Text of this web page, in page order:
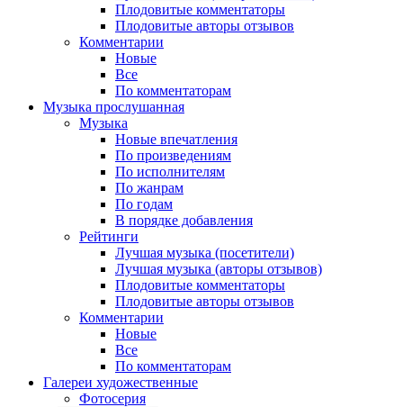
Плодовитые комментаторы
Плодовитые авторы отзывов
Комментарии
Новые
Все
По комментаторам
Музыка прослушанная
Музыка
Новые впечатления
По произведениям
По исполнителям
По жанрам
По годам
В порядке добавления
Рейтинги
Лучшая музыка (посетители)
Лучшая музыка (авторы отзывов)
Плодовитые комментаторы
Плодовитые авторы отзывов
Комментарии
Новые
Все
По комментаторам
Галереи художественные
Фотосерия